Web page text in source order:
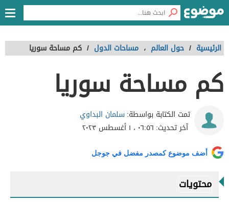
الرئيسية / حول العالم ، مساحات الدول / كم مساحة سوريا
كم مساحة سوريا
تمت الكتابة بواسطة:سلمان البداوي
آخر تحديث: ٠٦:٥٦ ، ١ أغسطس ٢٠٢٣
أضف موضوع كمصدر مفضل في جوجل
محتويات